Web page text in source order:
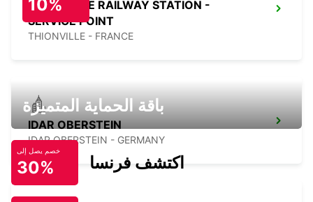
THIONVILLE RAILWAY STATION -
SERVICE POINT
THIONVILLE - FRANCE
IDAR OBERSTEIN
IDAR OBERSTEIN - GERMANY
10%
باقة الحماية المتميزة
خصم يصل إلى
30% اكتشف فرنسا